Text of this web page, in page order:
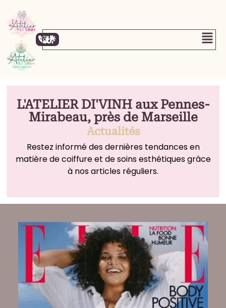
L'ATELIER DI'VINH aux Pennes-
Mirabeau, près de Marseille
Actualités
Restez informé des dernières tendances en
matière de coiffure et de soins esthétiques grâce
à nos articles réguliers.